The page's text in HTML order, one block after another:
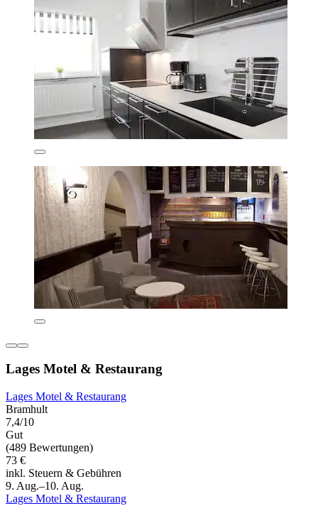
Lages Motel & Restaurang
Lages Motel & Restaurang
Bramhult
7,4/10
Gut
(489 Bewertungen)
73 €
inkl. Steuern & Gebühren
9. Aug.–10. Aug.
Lages Motel & Restaurang